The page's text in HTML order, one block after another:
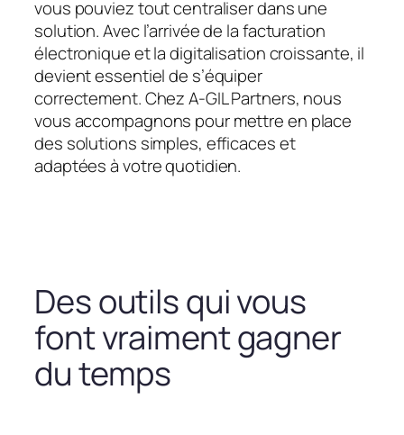
vous pouviez tout centraliser dans une
solution. Avec l’arrivée de la facturation
électronique et la digitalisation croissante, il
devient essentiel de s’équiper
correctement. Chez A-GIL Partners, nous
vous accompagnons pour mettre en place
des solutions simples, efficaces et
adaptées à votre quotidien.
Des outils qui vous
font vraiment gagner
du temps